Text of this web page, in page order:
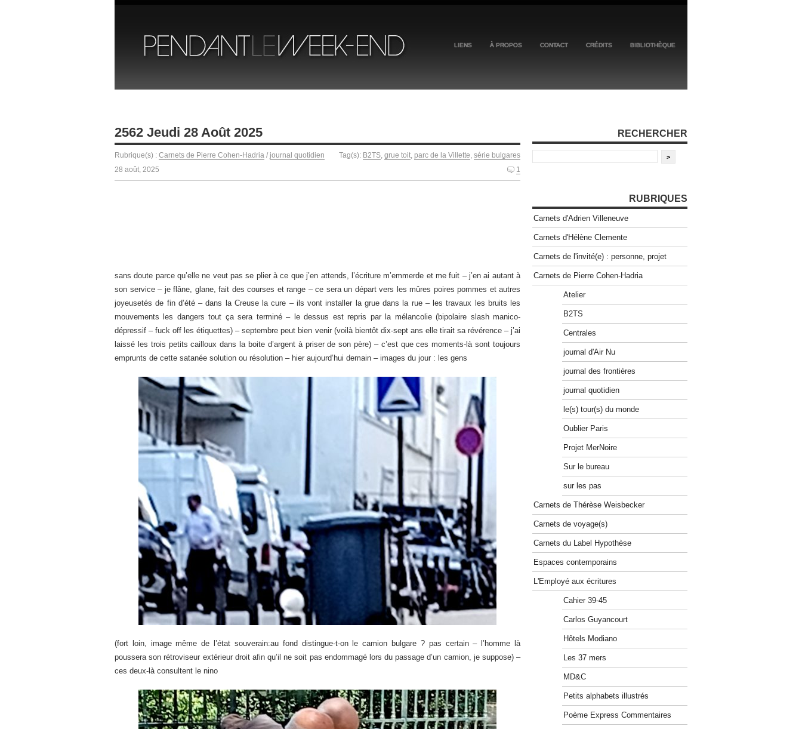
LIENS À PROPOS CONTACT CRÉDITS BIBLIOTHÈQUE
2562 Jeudi 28 Août 2025
Rubrique(s) : Carnets de Pierre Cohen-Hadria / journal quotidien Tag(s): B2TS, grue toit, parc de la Villette, série bulgares
28 août, 2025
1
sans doute parce qu’elle ne veut pas se plier à ce que j’en attends, l’écriture m’emmerde et me fuit – j’en ai autant à
son service – je flâne, glane, fait des courses et range – ce sera un départ vers les mûres poires pommes et autres
joyeusetés de fin d’été – dans la Creuse la cure – ils vont installer la grue dans la rue – les travaux les bruits les
mouvements les dangers tout ça sera terminé – le dessus est repris par la mélancolie (bipolaire slash manico-
dépressif – fuck off les étiquettes) – septembre peut bien venir (voilà bientôt dix-sept ans elle tirait sa révérence – j’ai
laissé les trois petits cailloux dans la boite d’argent à priser de son père) – c’est que ces moments-là sont toujours
emprunts de cette satanée solution ou résolution – hier aujourd’hui demain – images du jour : les gens
(fort loin, image même de l’état souverain:au fond distingue-t-on le camion bulgare ? pas certain – l’homme là
poussera son rétroviseur extérieur droit afin qu’il ne soit pas endommagé lors du passage d’un camion, je suppose) –
ces deux-là consultent le nino
RECHERCHER
RUBRIQUES
Carnets d'Adrien Villeneuve
Carnets d'Hélène Clemente
Carnets de l'invité(e) : personne, projet
Carnets de Pierre Cohen-Hadria
Atelier
B2TS
Centrales
journal d'Air Nu
journal des frontières
journal quotidien
le(s) tour(s) du monde
Oublier Paris
Projet MerNoire
Sur le bureau
sur les pas
Carnets de Thérèse Weisbecker
Carnets de voyage(s)
Carnets du Label Hypothèse
Espaces contemporains
L'Employé aux écritures
Cahier 39-45
Carlos Guyancourt
Hôtels Modiano
Les 37 mers
MD&C
Petits alphabets illustrés
Poème Express Commentaires